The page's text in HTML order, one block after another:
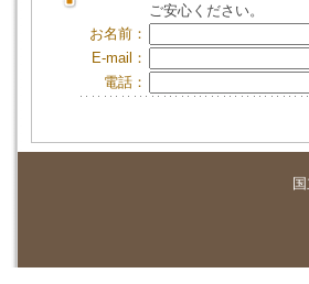
ご安心ください。
お名前：
E-mail：
電話：